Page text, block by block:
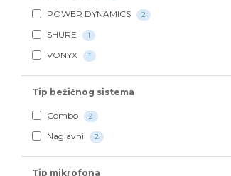
POWER DYNAMICS 2
SHURE 1
VONYX 1
Tip bežičnog sistema
Combo 2
Naglavni 2
Tip mikrofona